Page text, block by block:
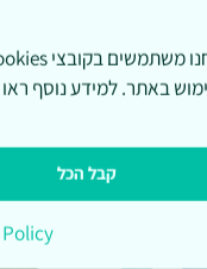
באתר. למידע נוסף ראו
קבל הכל